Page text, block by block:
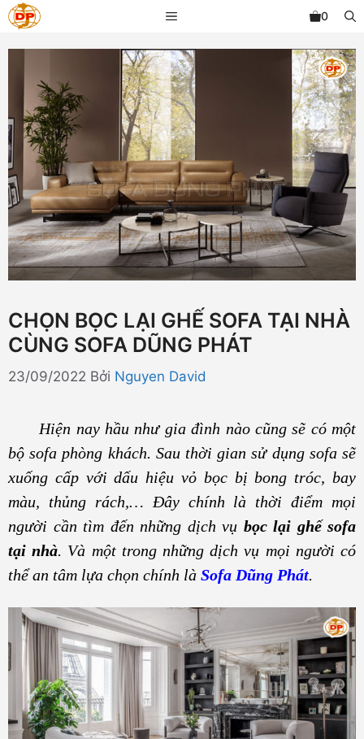
Chuyển
đến
nội
MENU 0
CHỌN BỌC LẠI GHẾ SOFA TẠI NHÀ
CÙNG SOFA DŨNG PHÁT
23/09/2022 Bởi Nguyen David
Hiện nay hầu như gia đình nào cũng sẽ có một
bộ sofa phòng khách. Sau thời gian sử dụng sofa sẽ
xuống cấp với dấu hiệu vỏ bọc bị bong tróc, bay
màu, thủng rách,… Đây chính là thời điểm mọi
người cần tìm đến những dịch vụ bọc lại ghế sofa
tại nhà. Và một trong những dịch vụ mọi người có
thể an tâm lựa chọn chính là Sofa Dũng Phát.